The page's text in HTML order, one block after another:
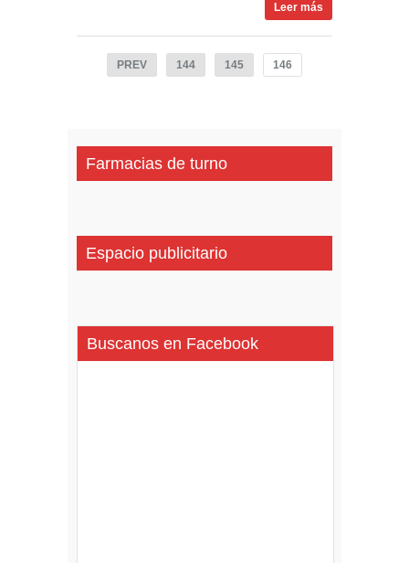
Leer más
PREV 144 145 146
Farmacias de turno
Espacio publicitario
Buscanos en Facebook